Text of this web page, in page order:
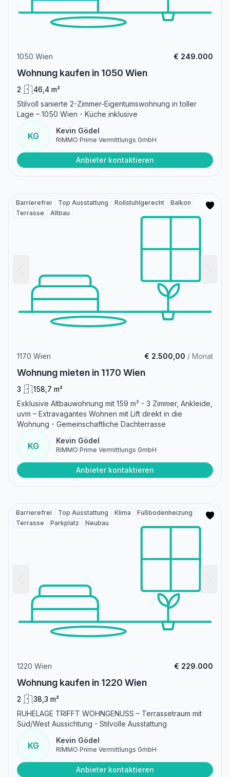
1050 Wien € 249.000
Wohnung kaufen in 1050 Wien
2
46,4 m²
Stilvoll sanierte 2-Zimmer-Eigentumswohnung in toller
Lage – 1050 Wien - Küche inklusive
KG
Kevin Gödel
RIMMO Prime Vermittlungs GmbH
Anbieter kontaktieren
Barrierefrei Top Ausstattung Rollstuhlgerecht
Balkon
Terrasse
Altbau
1170 Wien € 2.500,00 / Monat
Wohnung mieten in 1170 Wien
3
158,7 m²
Exklusive Altbauwohnung mit 159 m² - 3 Zimmer, Ankleide,
uvm – Extravagantes Wohnen mit Lift direkt in die
Wohnung - Gemeinschaftliche Dachterrasse
KG
Kevin Gödel
RIMMO Prime Vermittlungs GmbH
Anbieter kontaktieren
Barrierefrei Top Ausstattung Klima
Fußbodenheizung
Terrasse
Parkplatz Neubau
1220 Wien € 229.000
Wohnung kaufen in 1220 Wien
2
38,3 m²
RUHELAGE TRIFFT WOHNGENUSS – Terrassetraum mit
Süd/West Aussichtung - Stilvolle Ausstattung
KG
Kevin Gödel
RIMMO Prime Vermittlungs GmbH
Anbieter kontaktieren